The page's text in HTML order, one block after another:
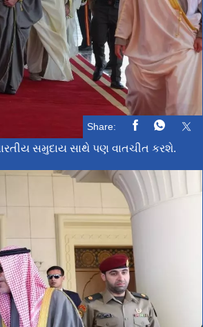
Share:
સમુદાય સાથે પણ વાતચીત કરશે.